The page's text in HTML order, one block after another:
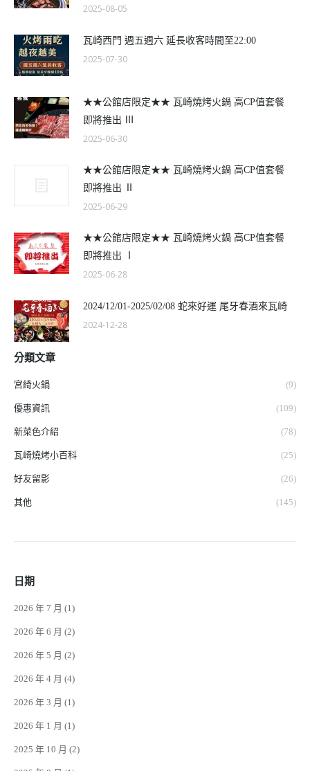
2025-08-05
瓦崎西門 週五週六 延長收客時間至22:00
2025-07-30
★★公館店限定★★ 瓦崎燒烤火鍋 高CP值套餐
即將推出 Ⅲ
2025-06-30
★★公館店限定★★ 瓦崎燒烤火鍋 高CP值套餐
即將推出 Ⅱ
2025-06-29
★★公館店限定★★ 瓦崎燒烤火鍋 高CP值套餐
即將推出 Ⅰ
2025-06-28
2024/12/01-2025/02/08 蛇來好運 尾牙春酒來瓦崎
2024-12-28
分類文章
宮綺火鍋 (9)
優惠資訊 (109)
新菜色介紹 (78)
瓦崎燒烤小百科 (25)
好友留影 (26)
其他 (145)
日期
2026 年 7 月 (1)
2026 年 6 月 (2)
2026 年 5 月 (2)
2026 年 4 月 (4)
2026 年 3 月 (1)
2026 年 1 月 (1)
2025 年 10 月 (2)